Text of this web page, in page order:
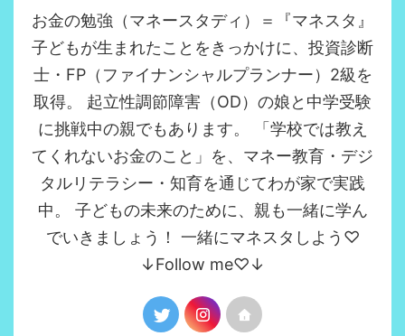
お金の勉強（マネースタディ）＝『マネスタ』
子どもが生まれたことをきっかけに、投資診断
士・FP（ファイナンシャルプランナー）2級を
取得。 起立性調節障害（OD）の娘と中学受験
に挑戦中の親でもあります。 「学校では教え
てくれないお金のこと」を、マネー教育・デジ
タルリテラシー・知育を通じてわが家で実践
中。 子どもの未来のために、親も一緒に学ん
でいきましょう！ 一緒にマネスタしよう♡
↓Follow me♡↓